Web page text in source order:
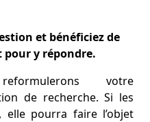
et bénéficiez de
y répondre.
votre
de recherche. Si les
elle pourra faire l’objet